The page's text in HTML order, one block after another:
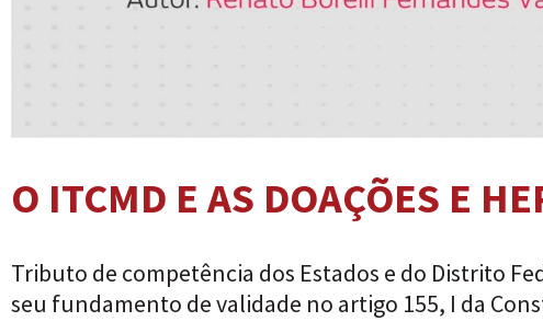
O ITCMD E AS DOAÇÕES E
Tributo de competência dos Estados e do Distrito
seu fundamento de validade no artigo 155, I da